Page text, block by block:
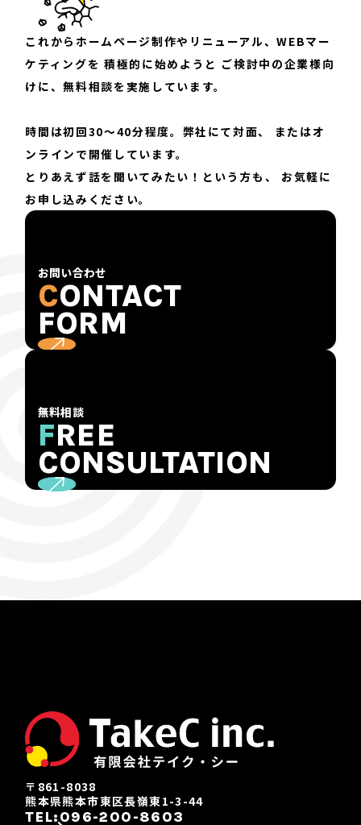
これからホームページ制作やリニューアル、WEBマー
ケティングを 積極的に始めようと ご検討中の企業様向
けに、無料相談を実施しています。
時間は初回30〜40分程度。弊社にて対面、
またはオ
ンラインで開催しています。
とりあえず話を聞いてみたい！という方も、
お気軽に
お申し込みください。
お問い合わせ
CONTACT
FORM
無料相談
FREE
CONSULTATION
〒861-8038
熊本県熊本市東区長嶺東1-3-44
TEL:096-200-8603